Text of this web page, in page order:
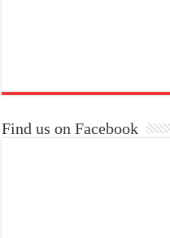
Find us on Facebook